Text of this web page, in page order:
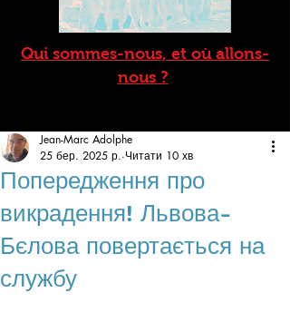
Qui sommes-nous, et où allons-
nous ?
Попередження про
викрадення! Львова-
Бєлова повертається на
службу
Jean-Marc Adolphe
25 бер. 2025 р. Читати 10 хв